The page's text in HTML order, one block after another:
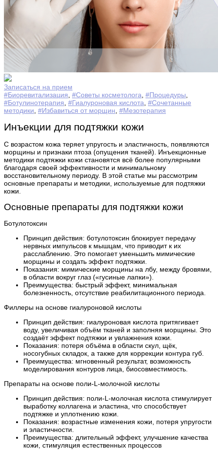
Записаться на прием
#Биоревитализация #Советы косметолога #Процедуры
#Ботулинотерапия #Гиалуроновая кислота #Сочетанные
методики #Избавиться от морщин #Мезотерапия
Инъекции для подтяжки кожи
С возрастом кожа теряет упругость и эластичность, появляются
морщины и признаки птоза (опущения тканей). Инъекционные
методики подтяжки кожи становятся всё более популярными
благодаря своей эффективности и минимальному
восстановительному периоду. В этой статье мы рассмотрим
основные препараты и методики, используемые для подтяжки
кожи.
Основные препараты для подтяжки кожи
Ботулотоксин
Принцип действия: ботулотоксин блокирует передачу
нервных импульсов к мышцам, что приводит к их
расслаблению. Это помогает уменьшить мимические
морщины и создать эффект подтяжки.
Показания: мимические морщины на лбу, между бровями,
в области вокруг глаз («гусиные лапки»).
Преимущества: быстрый эффект, минимальная
болезненность, отсутствие реабилитационного периода.
Филлеры на основе гиалуроновой кислоты
Принцип действия: гиалуроновая кислота притягивает
воду, увеличивая объём тканей и заполняя морщины. Это
создаёт эффект подтяжки и увлажнения кожи.
Показания: потеря объёма в области скул, щёк,
носогубных складок, а также для коррекции контура губ.
Преимущества: мгновенный результат, возможность
моделирования контуров лица, биосовместимость.
Препараты на основе поли-L-молочной кислоты
Принцип действия: поли-L-молочная кислота стимулирует
выработку коллагена и эластина, что способствует
подтяжке и уплотнению кожи.
Показания: возрастные изменения кожи, потеря упругости
и эластичности.
Преимущества: длительный эффект, улучшение качества
кожи, стимуляция естественных процессов